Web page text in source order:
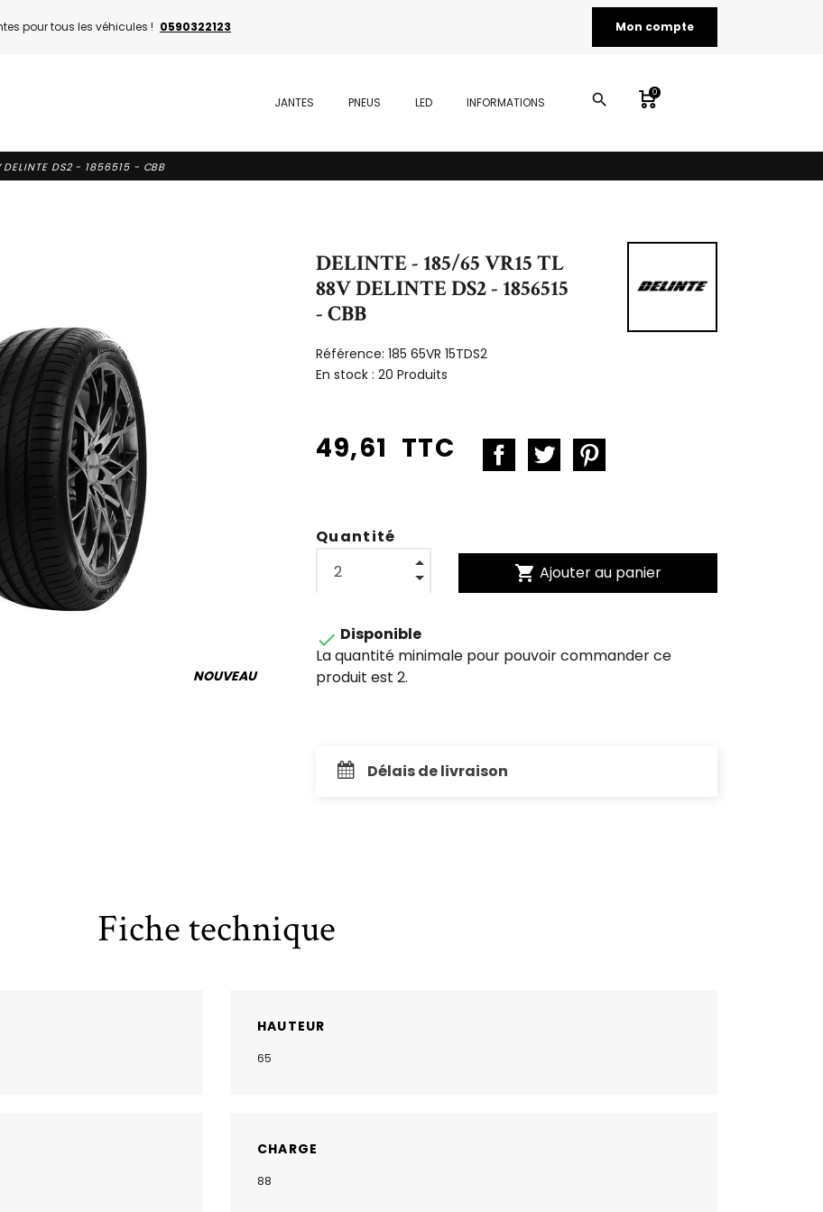
pour tous les véhicules ! 0590322123 Mon compte
JANTES PNEUS LED INFORMATIONS search 0
DS2 - 1856515 - CBB
NOUVEAU
DELINTE - 185/65 VR15 TL
88V DELINTE DS2 - 1856515
- CBB
Référence: 185 65VR 15TDS2
En stock : 20 Produits
49,61 TTC
Quantité
shopping_cart Ajouter au panier
 Disponible
La quantité minimale pour pouvoir commander ce
produit est 2.
Délais de livraison
Fiche technique
HAUTEUR
65
CHARGE
88